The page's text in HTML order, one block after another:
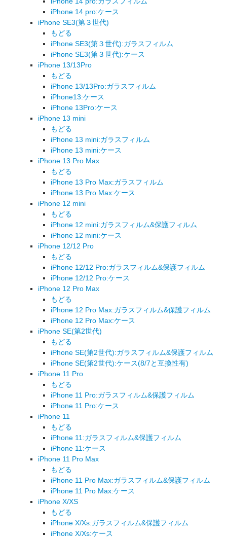
iPhone 14 pro:ケース
iPhone SE3(第３世代)
もどる
iPhone SE3(第３世代):ガラスフィルム
iPhone SE3(第３世代):ケース
iPhone 13/13Pro
もどる
iPhone 13/13Pro:ガラスフィルム
iPhone13:ケース
iPhone 13Pro:ケース
iPhone 13 mini
もどる
iPhone 13 mini:ガラスフィルム
iPhone 13 mini:ケース
iPhone 13 Pro Max
もどる
iPhone 13 Pro Max:ガラスフィルム
iPhone 13 Pro Max:ケース
iPhone 12 mini
もどる
iPhone 12 mini:ガラスフィルム&保護フィルム
iPhone 12 mini:ケース
iPhone 12/12 Pro
もどる
iPhone 12/12 Pro:ガラスフィルム&保護フィルム
iPhone 12/12 Pro:ケース
iPhone 12 Pro Max
もどる
iPhone 12 Pro Max:ガラスフィルム&保護フィルム
iPhone 12 Pro Max:ケース
iPhone SE(第2世代)
もどる
iPhone SE(第2世代):ガラスフィルム&保護フィルム
iPhone SE(第2世代):ケース(8/7と互換性有)
iPhone 11 Pro
もどる
iPhone 11 Pro:ガラスフィルム&保護フィルム
iPhone 11 Pro:ケース
iPhone 11
もどる
iPhone 11:ガラスフィルム&保護フィルム
iPhone 11:ケース
iPhone 11 Pro Max
もどる
iPhone 11 Pro Max:ガラスフィルム&保護フィルム
iPhone 11 Pro Max:ケース
iPhone X/XS
もどる
iPhone X/Xs:ガラスフィルム&保護フィルム
iPhone X/Xs:ケース